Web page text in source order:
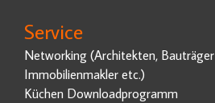
Service
Networking (Architekten, Bauträger
Immobilienmakler etc.)
Küchen Downloadprogramm